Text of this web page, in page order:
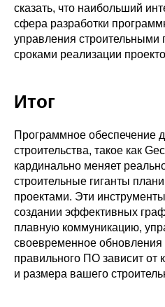
сказать, что наибольший
сфера разработки
управления строительными
сроками реализации
Итог
Программное обеспечение
строительства, такое как
кардинально меняет
строительные гиганты
проектами. Эти
создании эффективных
плавную коммуникацию,
своевременное
правильного ПО зависит от
и размера вашего